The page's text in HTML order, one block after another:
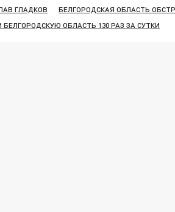
ГЛАДКОВ БЕЛГОРОДСКАЯ ОБЛАСТЬ
ОБЛАСТЬ 130 РАЗ ЗА СУТКИ